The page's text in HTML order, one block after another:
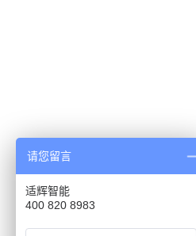
请您留言
适辉智能
400 820 8983